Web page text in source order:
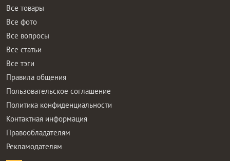
Все товары
Все фото
Все вопросы
Все статьи
Все тэги
Правила общения
Пользовательское соглашение
Политика конфиденциальности
Контактная информация
Правообладателям
Рекламодателям